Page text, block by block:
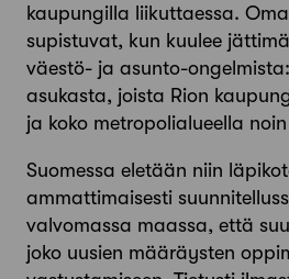
kaupungilla liikuttaessa.
supistuvat, kun kuulee
väestö- ja asunto-
asukasta, joista Rion
ja koko metropolialueella
Suomessa eletään niin
ammattimaisesti
valvomassa maassa, että
joko uusien määräysten